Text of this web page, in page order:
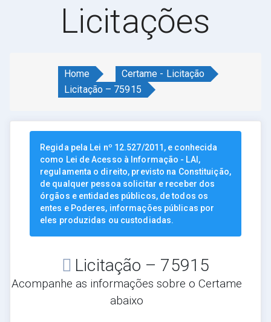
Licitações
Home
Certame - Licitação
Licitação – 75915
Regida pela Lei nº 12.527/2011, e conhecida
como Lei de Acesso à Informação - LAI,
regulamenta o direito, previsto na Constituição,
de qualquer pessoa solicitar e receber dos
órgãos e entidades públicos, de todos os
entes e Poderes, informações públicas por
eles produzidas ou custodiadas.
Licitação – 75915
Acompanhe as informações sobre o Certame
abaixo